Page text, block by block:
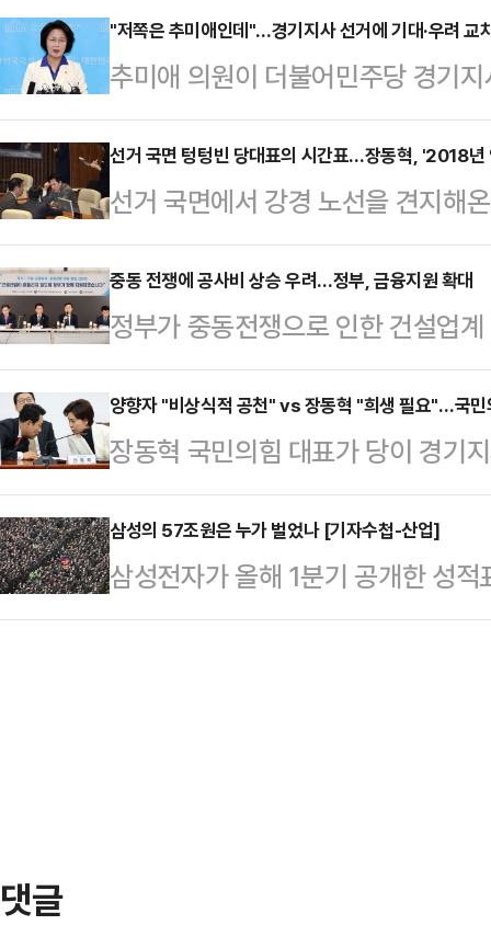
"저쪽은 추미애인데"…경기지사 선거에 기대·우려 교
추미애 의원이 더불어민주당 경기
대와 우려가 교차해 나타나고 있다.
원을 향한 중도층의 시선이 곱지 않
본선에서 해볼 만하다는 분석에서
적당한 후보가 마땅치 않아서다. 당
기도 전체 선거와 당 이미지 쇄신에
는 만큼 지도부가 최대한 다양한 후
목소리가 나온다.…
선거 국면 텅텅빈 당대표의 시간표…장동혁, '2018년
선거 국면에서 강경 노선을 견지해
안팎에서 이어지는 가운데, 당대표
를 두고 일각에서는 당대표의 존재
후 역할이 더욱 축소될 것이라는
이 일부 의원들과 접촉하며 내부 소
일대 부동산 및 아파트 현장을 찾았
회의를 개최하는 등 민생 행보에 무
로 국회에서 최고위 …
중동 전쟁에 공사비 상승 우려…정부, 금융지원 확대
정부가 중동전쟁으로 인한 건설업
마련에 나섰다.김민석 국무총리는
금융업권 합동 간담회를 개최해 건
지원방안을 논의했다.중동에서 전
미콘 혼화제, 각종 플라스틱 제품과
아스팔트 등에 대한 수급 불안이 확
중동상황으로 공사비가 증가하고
려움을 겪고 있다”며 “정부가 건…
양향자 "비상식적 공천" vs 장동혁 "희생 필요"…국민
장동혁 국민의힘 대표가 당이 경기
절차를 진행하는 것과 관련 양향자
때문에 정청래 더불어민주당 대표
쓴소리를 들었다. 공천 상황에 대
선거와 당을 위해 절제와 희생도 필
삼성의 57조원은 누가 벌었나 [기자수첩-산업]
삼성전자가 올해 1분기 공개한 성
였습니다. 그러나 이 축포는 동시에
댓글